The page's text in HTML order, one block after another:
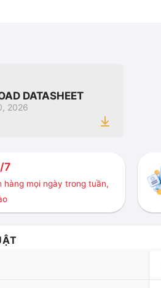
DATASHEET
2026
7
hàng mọi ngày trong tuần,